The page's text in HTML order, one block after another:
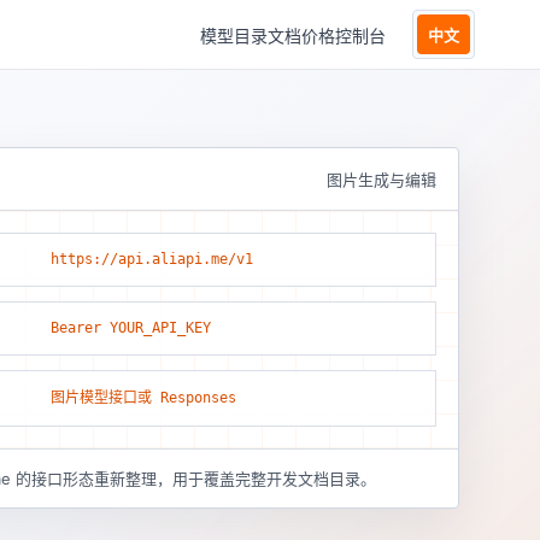
模型目录文档价格控制台 中文
图片生成与编辑
https://api.aliapi.me/v1
Bearer YOUR_API_KEY
图片模型接口或 Responses
的接口形态重新整理，用于覆盖完整开发文档目录。